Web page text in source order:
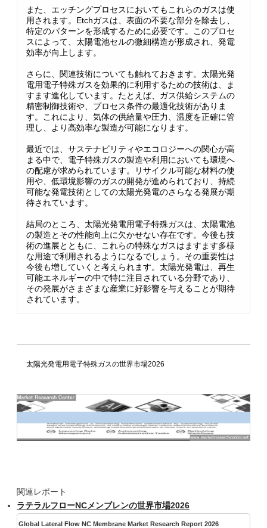
また、エッチングプロセスにおいてもこれらのガスは使
用されます。Etchガスは、表面の不要な部分を除去し、
特定のパターンを形成するために必要です。このプロセ
スによって、太陽電池セルの微細構造が形成され、発電
効率が向上します。
さらに、関連技術についても触れておきます。太陽光発
電用電子特殊ガスを効果的に利用するための技術は、ま
すます進化しています。たとえば、ガス供給システムの
精密制御技術や、プロセス条件の最適化技術がありま
す。これにより、気体の供給量や圧力、温度を正確に管
理し、より高効率な製造が可能になります。
最近では、サステナビリティやエコロジーへの関心が高
まる中で、電子特殊ガスの製造や利用においても環境へ
の配慮が求められています。リサイクル可能な材料の使
用や、低環境影響のガスの開発が進められており、持続
可能な発電技術としての太陽光発電のさらなる発展が期
待されています。
結局のところ、太陽光発電用電子特殊ガスは、太陽電池
の製造とその性能向上に欠かせない存在です。今後も技
術の進展とともに、これらの特殊なガスはますます多様
な用途で利用されるようになるでしょう。その重要性は
今後も増していくと考えられます。太陽光発電は、再生
可能エネルギーの中で特に注目されている分野であり、
その発展がさまざまな産業に好影響を与えることが期待
されています。
太陽光発電用電子特殊ガスの世界市場2026
関連レポート
ラテラルフローNCメンブレンの世界市場2026
Global Lateral Flow NC Membrane Market Research Report 2026